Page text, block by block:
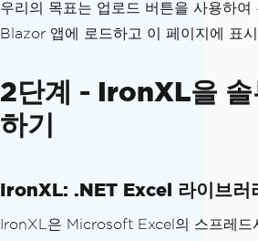
우리의 목표는 업로드 버튼을 사용하
Blazor 앱에 로드하고 이 페이지에 표
2단계 - IronXL을 솔
하기
IronXL: .NET Excel 라이브러
IronXL은 Microsoft Excel의 스프레드